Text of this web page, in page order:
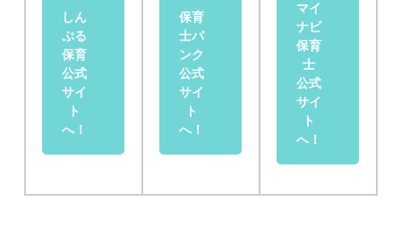
しん
ぷる
保育
公式
サイ
ト
へ！
保育
士バ
ンク
公式
サイ
ト
へ！
マイ
ナビ
保育
士
公式
サイ
ト
へ！